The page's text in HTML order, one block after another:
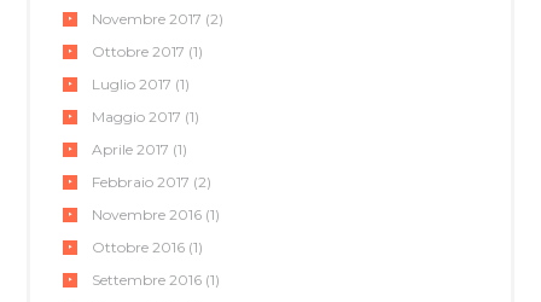
Novembre 2017 (2)
Ottobre 2017 (1)
Luglio 2017 (1)
Maggio 2017 (1)
Aprile 2017 (1)
Febbraio 2017 (2)
Novembre 2016(1)
Ottobre 2016(1)
Settembre 2016(1)